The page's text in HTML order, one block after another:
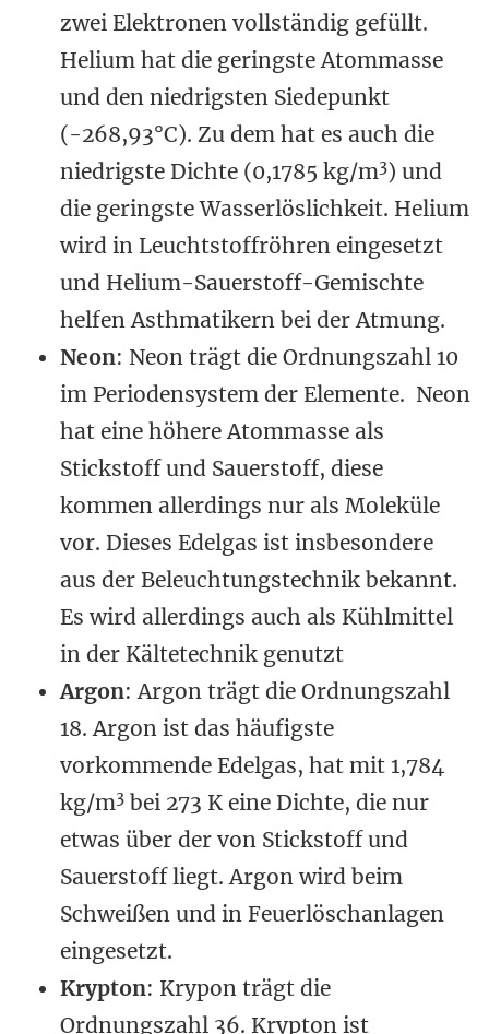
zwei Elektronen vollständig gefüllt.
Helium hat die geringste Atommasse
und den niedrigsten Siedepunkt
(-268,93°C). Zu dem hat es auch die
niedrigste Dichte (0,1785 kg/m3) und
die geringste Wasserlöslichkeit. Helium
wird in Leuchtstoffröhren eingesetzt
und Helium-Sauerstoff-Gemischte
helfen Asthmatikern bei der Atmung.
Neon: Neon trägt die Ordnungszahl 10
im Periodensystem der Elemente. Neon
hat eine höhere Atommasse als
Stickstoff und Sauerstoff, diese
kommen allerdings nur als Moleküle
vor. Dieses Edelgas ist insbesondere
aus der Beleuchtungstechnik bekannt.
Es wird allerdings auch als Kühlmittel
in der Kältetechnik genutzt
Argon: Argon trägt die Ordnungszahl
18. Argon ist das häufigste
vorkommende Edelgas, hat mit 1,784
kg/m3 bei 273 K eine Dichte, die nur
etwas über der von Stickstoff und
Sauerstoff liegt. Argon wird beim
Schweißen und in Feuerlöschanlagen
eingesetzt.
Krypton: Krypon trägt die
Ordnungszahl 36. Krypton ist